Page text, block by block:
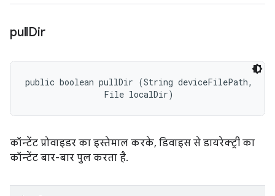
pullDir
public boolean pullDir (String deviceFilePath,
                File localDir)
कॉन्टेंट प्रोवाइडर का इस्तेमाल करके, डिवाइस से डायरेक्ट्री का
कॉन्टेंट बार-बार पुल करता है.